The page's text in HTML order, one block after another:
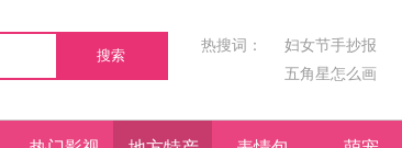
搜索
热搜词： 妇女节手抄报
五角星怎么画